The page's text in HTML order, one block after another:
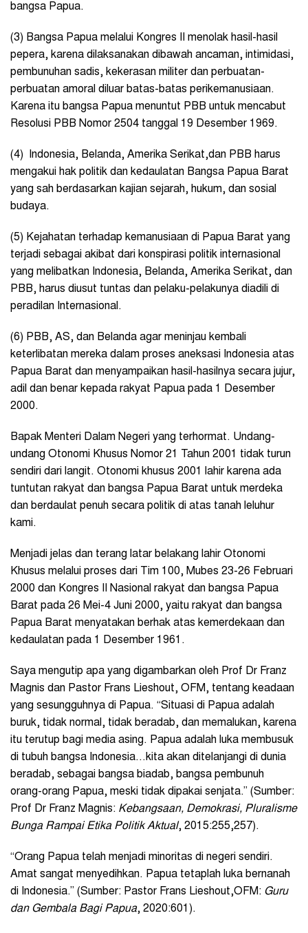
bangsa Papua.
(3) Bangsa Papua melalui Kongres II menolak hasil-hasil
pepera, karena dilaksanakan dibawah ancaman, intimidasi,
pembunuhan sadis, kekerasan militer dan perbuatan-
perbuatan amoral diluar batas-batas perikemanusiaan.
Karena itu bangsa Papua menuntut PBB untuk mencabut
Resolusi PBB Nomor 2504 tanggal 19 Desember 1969.
(4) Indonesia, Belanda, Amerika Serikat,dan PBB harus
mengakui hak politik dan kedaulatan Bangsa Papua Barat
yang sah berdasarkan kajian sejarah, hukum, dan sosial
budaya.
(5) Kejahatan terhadap kemanusiaan di Papua Barat yang
terjadi sebagai akibat dari konspirasi politik internasional
yang melibatkan Indonesia, Belanda, Amerika Serikat, dan
PBB, harus diusut tuntas dan pelaku-pelakunya diadili di
peradilan Internasional.
(6) PBB, AS, dan Belanda agar meninjau kembali
keterlibatan mereka dalam proses aneksasi Indonesia atas
Papua Barat dan menyampaikan hasil-hasilnya secara jujur,
adil dan benar kepada rakyat Papua pada 1 Desember
2000.
Bapak Menteri Dalam Negeri yang terhormat. Undang-
undang Otonomi Khusus Nomor 21 Tahun 2001 tidak turun
sendiri dari langit. Otonomi khusus 2001 lahir karena ada
tuntutan rakyat dan bangsa Papua Barat untuk merdeka
dan berdaulat penuh secara politik di atas tanah leluhur
kami.
Menjadi jelas dan terang latar belakang lahir Otonomi
Khusus melalui proses dari Tim 100, Mubes 23-26 Februari
2000 dan Kongres II Nasional rakyat dan bangsa Papua
Barat pada 26 Mei-4 Juni 2000, yaitu rakyat dan bangsa
Papua Barat menyatakan berhak atas kemerdekaan dan
kedaulatan pada 1 Desember 1961.
Saya mengutip apa yang digambarkan oleh Prof Dr Franz
Magnis dan Pastor Frans Lieshout, OFM, tentang keadaan
yang sesungguhnya di Papua. “Situasi di Papua adalah
buruk, tidak normal, tidak beradab, dan memalukan, karena
itu terutup bagi media asing. Papua adalah luka membusuk
di tubuh bangsa Indonesia…kita akan ditelanjangi di dunia
beradab, sebagai bangsa biadab, bangsa pembunuh
orang-orang Papua, meski tidak dipakai senjata.” (Sumber:
Prof Dr Franz Magnis: Kebangsaan, Demokrasi, Pluralisme
Bunga Rampai Etika Politik Aktual, 2015:255,257).
“Orang Papua telah menjadi minoritas di negeri sendiri.
Amat sangat menyedihkan. Papua tetaplah luka bernanah
di Indonesia.” (Sumber: Pastor Frans Lieshout,OFM: Guru
dan Gembala Bagi Papua, 2020:601).